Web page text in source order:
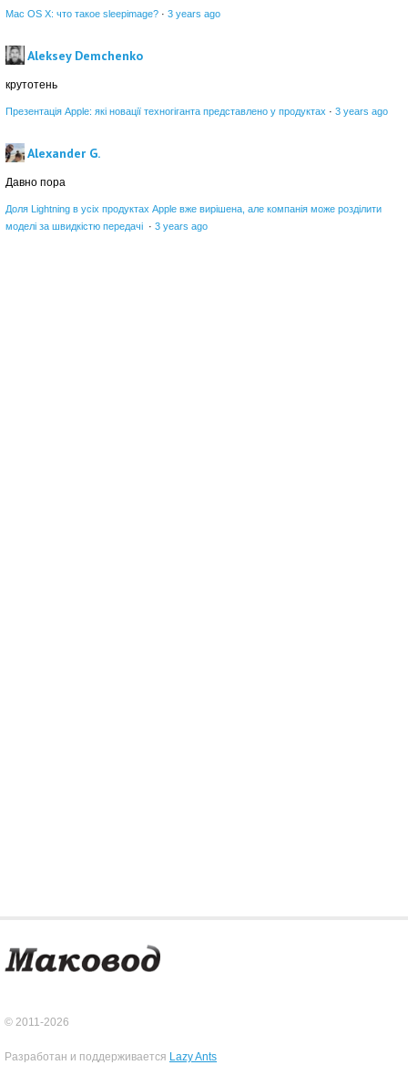
Mac OS X: что такое sleepimage? · 3 years ago
Aleksey Demchenko
крутотень
Презентація Apple: які новації техногіганта представлено у продуктах · 3 years ago
Alexander G.
Давно пора
Доля Lightning в усіх продуктах Apple вже вирішена, але компанія може розділити
моделі за швидкістю передачі · 3 years ago
© 2011-2026
Разработан и поддерживается Lazy Ants